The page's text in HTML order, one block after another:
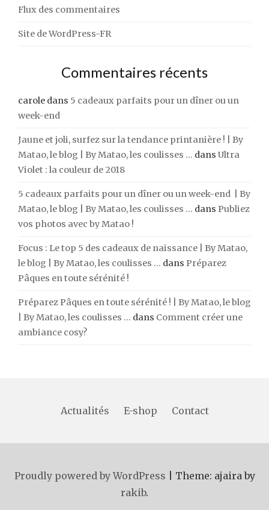
Flux des commentaires
Site de WordPress-FR
Commentaires récents
carole dans 5 cadeaux parfaits pour un dîner ou un
week-end
Jaune et joli, surfez sur la tendance printanière ! | By
Matao, le blog | By Matao, les coulisses ... dans Ultra
Violet : la couleur de 2018
5 cadeaux parfaits pour un dîner ou un week-end | By
Matao, le blog | By Matao, les coulisses ... dans Publiez
vos photos avec by Matao !
Focus : Le top 5 des cadeaux de naissance | By Matao,
le blog | By Matao, les coulisses ... dans Préparez
Pâques en toute sérénité !
Préparez Pâques en toute sérénité ! | By Matao, le blog
| By Matao, les coulisses ... dans Comment créer une
ambiance cosy?
Actualités E-shop Contact
Proudly powered by WordPress
Theme: ajaira by
rakib.